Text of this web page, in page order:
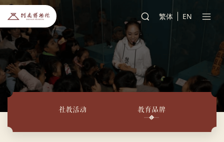
繁体 EN
社教活动 教育品牌